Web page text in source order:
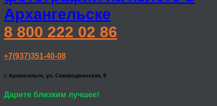
Архангельске
8 800 222 02 86
+7(937)351-40-08
г. Архангельск, ул. Северодвинская, 9
Дарите близким лучшее!